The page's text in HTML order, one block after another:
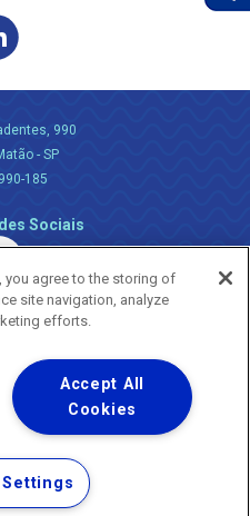
990
- SP
185
Sociais
- Todos os Direitos Reservados.
a vida
de Sites e Aplicativos
e Proteção de Dados
you agree to the storing of
site navigation, analyze
efforts.
Accept All
Cookies